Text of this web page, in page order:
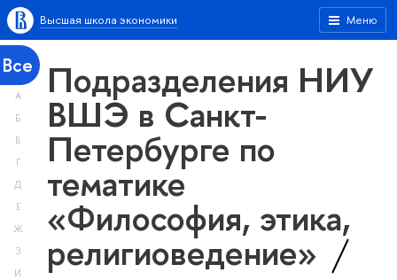
Меню
Высшая школа экономики
Все
А
Б
В
Г
Д
Е
Ж
З
И
Подразделения НИУ
ВШЭ в Санкт-
Петербурге по
тематике
«Философия, этика,
религиоведение»